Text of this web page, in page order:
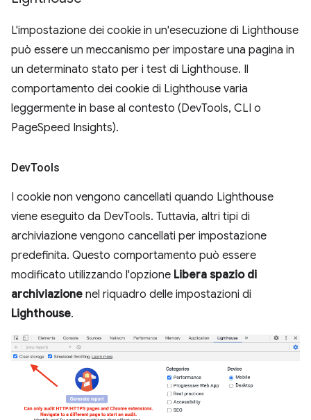
L'impostazione dei cookie in un'esecuzione di Lighthouse
può essere un meccanismo per impostare una pagina in
un determinato stato per i test di Lighthouse. Il
comportamento dei cookie di Lighthouse varia
leggermente in base al contesto (DevTools, CLI o
PageSpeed Insights).
DevTools
I cookie non vengono cancellati quando Lighthouse
viene eseguito da DevTools. Tuttavia, altri tipi di
archiviazione vengono cancellati per impostazione
predefinita. Questo comportamento può essere
modificato utilizzando l'opzione Libera spazio di
archiviazione nel riquadro delle impostazioni di
Lighthouse.